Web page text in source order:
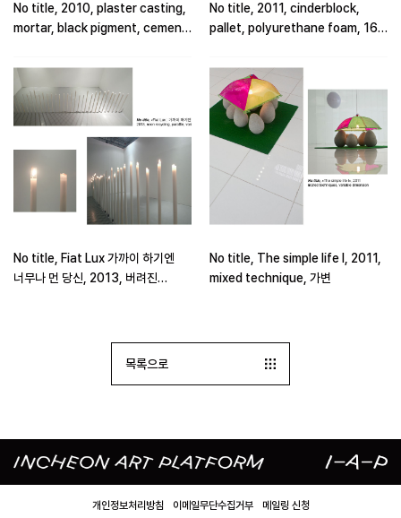
No title, 2010, plaster casting,
mortar, black pigment, cement,
No title, 2011, cinderblock,
pallet, polyurethane foam, 160
No title, Fiat Lux 가까이 하기엔
너무나 먼 당신, 2013, 버려진
No title, The simple life I, 2011,
mixed technique, 가변
목록으로
개인정보처리방침 이메일무단수집거부 메일링 신청